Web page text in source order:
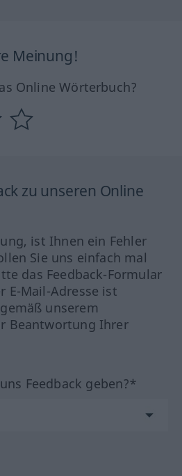
Meinung!
Online Wörterbuch?
zu unseren Online
ist Ihnen ein Fehler
Sie uns einfach mal
das Feedback-Formular
E-Mail-Adresse ist
unserem
Beantwortung Ihrer
Feedback geben?*